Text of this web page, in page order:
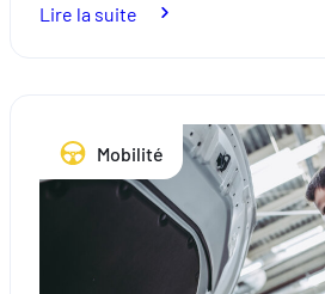
Lire la suite
les
enfants
cet
Mobilité